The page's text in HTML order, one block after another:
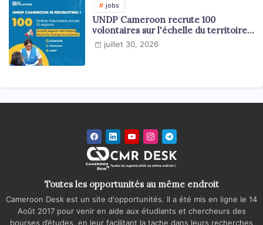
jobs
UNDP Cameroon recrute 100
volontaires sur l'échelle du territoire
national
juillet 30, 2026
Toutes les opportunités au même endroit
Cameroon Desk est un site d'opportunités. Il a été mis en ligne le 14
Août 2017 pour venir en aide aux étudiants et chercheurs des
bourses d’études, en leur facilitant la tache dans leurs recherches